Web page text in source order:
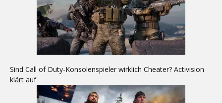
Sind Call of Duty-Konsolenspieler wirklich Cheater? Activision
klärt auf